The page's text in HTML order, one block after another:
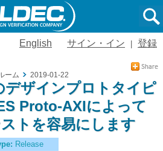
English サイン・イン 登録
ーム 2019-01-22
ザインプロトタイピ
Proto-AXIによって
トを容易にします
Release